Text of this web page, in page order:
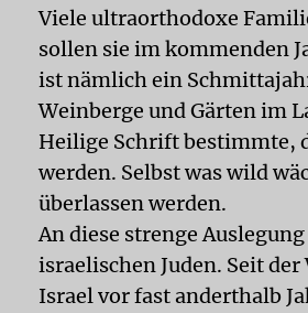
Viele ultraorthodoxe
sollen sie im kommenden
ist nämlich ein
Weinberge und Gärten im
Heilige Schrift bestimmte,
werden. Selbst was wild
überlassen werden.
An diese strenge
israelischen Juden. Seit
Israel vor fast anderthalb